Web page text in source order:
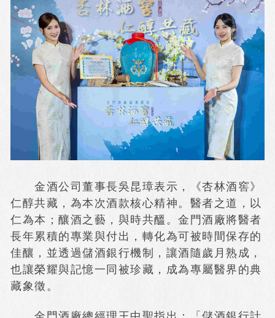
金酒公司董事長吳昆璋表示，《杏林酒窖》
仁醇共藏，為本次酒款核心精神。醫者之道，以
仁為本；釀酒之藝，與時共醞。金門酒廠將醫者
長年累積的專業與付出，轉化為可被時間保存的
佳釀，並透過儲酒銀行機制，讓酒隨歲月熟成，
也讓榮耀與記憶一同被珍藏，成為專屬醫界的典
藏象徵。